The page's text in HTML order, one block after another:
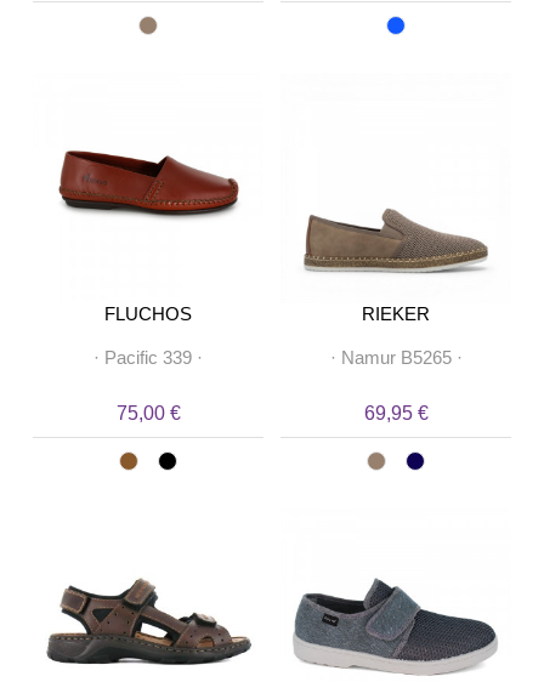
FLUCHOS
· Pacific 339 ·
75,00 €
RIEKER
· Namur B5265·
69,95 €